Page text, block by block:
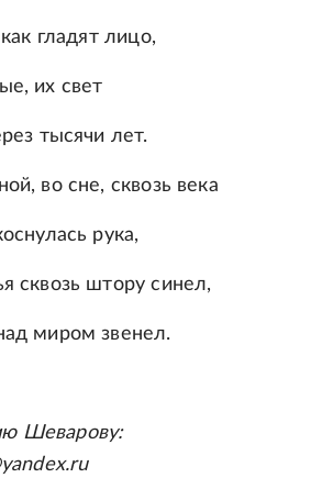
гладят лицо,
их свет
тысячи лет.
во сне, сквозь века
рука,
сквозь штору синел,
миром звенел.
Шеварову: